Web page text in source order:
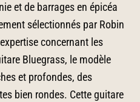
et de barrages en épicéa
sélectionnés par Robin
concernant les
Bluegrass, le modèle
et profondes, des
bien rondes. Cette guitare